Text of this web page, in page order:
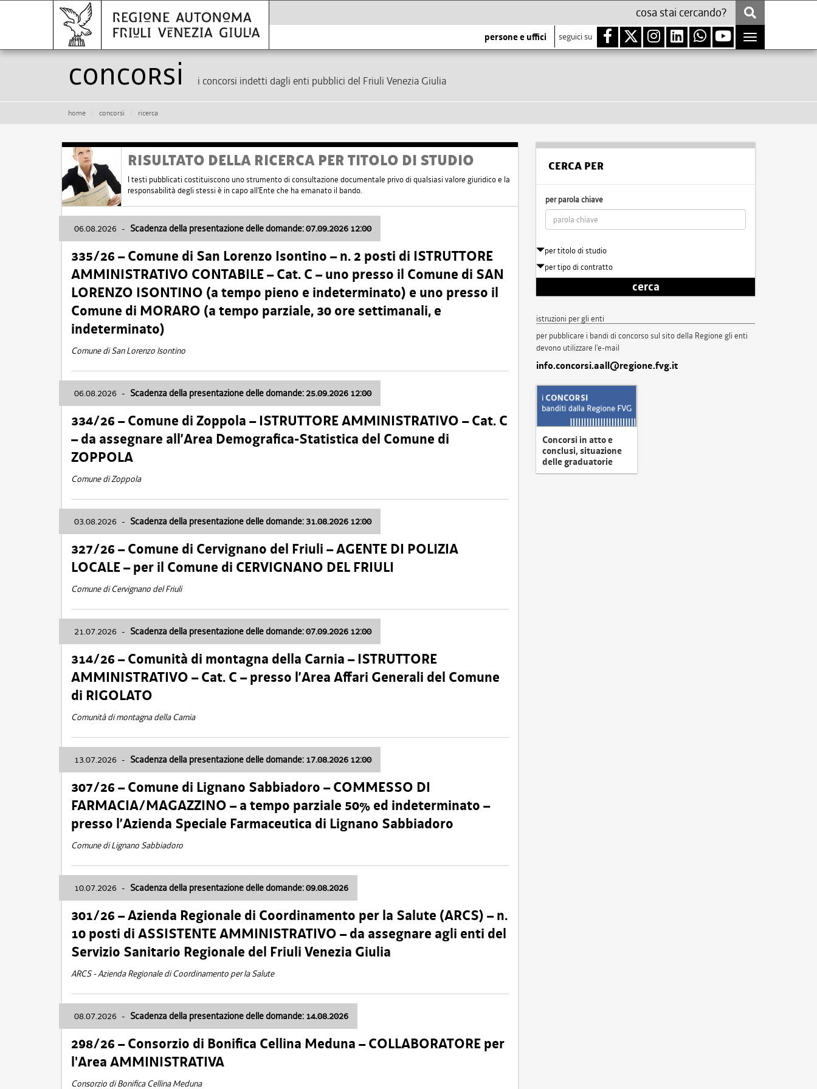
persone e uffici seguici su
Toggle
navigation
Concorsi i concorsi indetti dagli enti pubblici del Friuli Venezia Giulia
home concorsi ricerca
RISULTATO DELLA RICERCA PER TITOLO DI STUDIO
I testi pubblicati costituiscono uno strumento di consultazione documentale privo di qualsiasi valore giuridico e la
responsabilità degli stessi è in capo all'Ente che ha emanato il bando.
06.08.2026 - Scadenza della presentazione delle domande: 07.09.2026 12:00
335/26 – Comune di San Lorenzo Isontino – n. 2 posti di ISTRUTTORE
AMMINISTRATIVO CONTABILE – Cat. C – uno presso il Comune di SAN
LORENZO ISONTINO (a tempo pieno e indeterminato) e uno presso il
Comune di MORARO (a tempo parziale, 30 ore settimanali, e
indeterminato)
Comune di San Lorenzo Isontino
06.08.2026 - Scadenza della presentazione delle domande: 25.09.2026 12:00
334/26 – Comune di Zoppola – ISTRUTTORE AMMINISTRATIVO – Cat. C
– da assegnare all’Area Demografica-Statistica del Comune di
ZOPPOLA
Comune di Zoppola
03.08.2026 - Scadenza della presentazione delle domande: 31.08.2026 12:00
327/26 – Comune di Cervignano del Friuli – AGENTE DI POLIZIA
LOCALE – per il Comune di CERVIGNANO DEL FRIULI
Comune di Cervignano del Friuli
21.07.2026 - Scadenza della presentazione delle domande: 07.09.2026 12:00
314/26 – Comunità di montagna della Carnia – ISTRUTTORE
AMMINISTRATIVO – Cat. C – presso l’Area Affari Generali del Comune
di RIGOLATO
Comunità di montagna della Carnia
13.07.2026 - Scadenza della presentazione delle domande: 17.08.2026 12:00
307/26 – Comune di Lignano Sabbiadoro – COMMESSO DI
FARMACIA/MAGAZZINO – a tempo parziale 50% ed indeterminato –
presso l’Azienda Speciale Farmaceutica di Lignano Sabbiadoro
Comune di Lignano Sabbiadoro
10.07.2026 - Scadenza della presentazione delle domande: 09.08.2026
301/26 – Azienda Regionale di Coordinamento per la Salute (ARCS) – n.
10 posti di ASSISTENTE AMMINISTRATIVO – da assegnare agli enti del
Servizio Sanitario Regionale del Friuli Venezia Giulia
ARCS - Azienda Regionale di Coordinamento per la Salute
08.07.2026 - Scadenza della presentazione delle domande: 14.08.2026
298/26 – Consorzio di Bonifica Cellina Meduna – COLLABORATORE per
l'Area AMMINISTRATIVA
Consorzio di Bonifica Cellina Meduna
CERCA PER
per parola chiave
per titolo di studio
per tipo di contratto
cerca
istruzioni per gli enti
per pubblicare i bandi di concorso sul sito della Regione gli enti
devono utilizzare l'e-mail
info.concorsi.aall@regione.fvg.it
Concorsi in atto e
conclusi, situazione
delle graduatorie